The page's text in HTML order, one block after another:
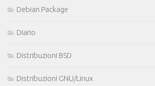
Debian Package
Diario
Distribuzioni BSD
Distribuzioni GNU/Linux